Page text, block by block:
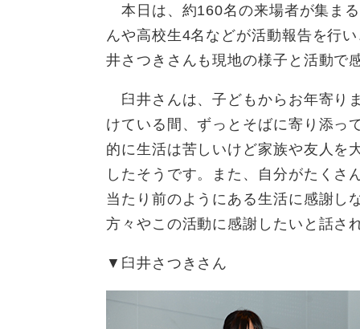
本日は、約160名の来場者が集ま
んや高校生4名などが活動報告を行
井さつきさんも現地の様子と活動で
臼井さんは、子どもからお年寄り
けている間、ずっとそばに寄り添っ
的に生活は苦しいけど家族や友人を
したそうです。また、自分がたくさ
当たり前のようにある生活に感謝し
方々やこの活動に感謝したいと話さ
▼臼井さつきさん